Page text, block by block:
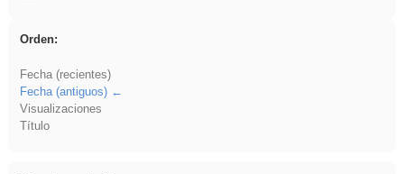
Orden:
Fecha (recientes)
Fecha (antiguos)
Visualizaciones
Título